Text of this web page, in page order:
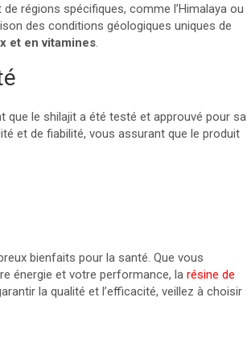
régions spécifiques, comme l’Himalaya ou
des conditions géologiques uniques de
et en vitamines.
que le shilajit a été testé et approuvé pour sa
et de fiabilité, vous assurant que le produit
bienfaits pour la santé. Que vous
énergie et votre performance, larésine de
la qualité et l’efficacité, veillez à choisir